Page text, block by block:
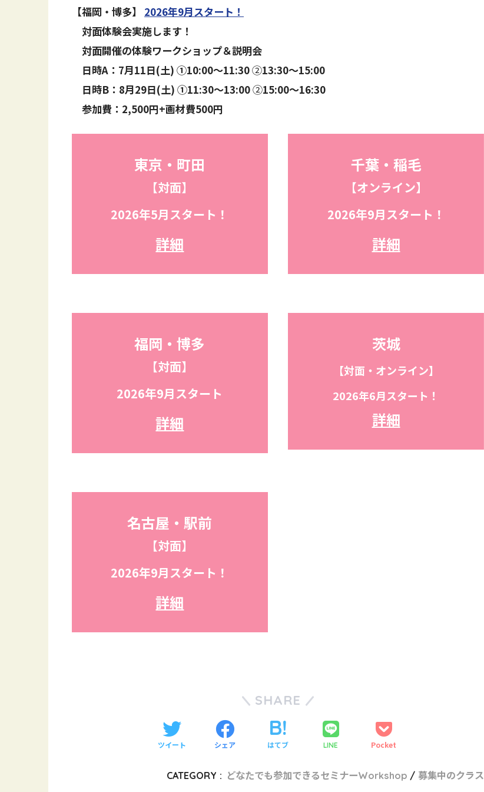
【福岡・博多】
2026年9月スタート！
対面体験会実施します！
対面開催の体験ワークショップ＆説明会
日時A：7月11日(土) ①10:00〜11:30②13:30〜15:00
日時B：8月29日(土) ①11:30〜13:00②15:00〜16:30
参加費：2,500円+画材費500円
東京・町田
【対面】
2026年5月スタート！
詳細
千葉・稲毛
【オンライン】
2026年9月スタート！
詳細
福岡・博多
【対面】
2026年9月スタート
詳細
茨城
【対面・オンライン】
2026年6月スタート！
詳細
名古屋・駅前
【対面】
2026年9月スタート！
詳細
SHARE
ツイート シェア はてブ LINE Pocket
CATEGORY : どなたでも参加できるセミナーWorkshop 募集中のクラス